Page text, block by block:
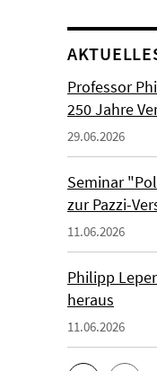
Professor
250 Jahre
29.06.2026
Seminar
zur Pazzi-
11.06.2026
Philipp
heraus
11.06.2026